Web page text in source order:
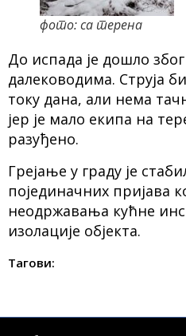
фото: са терена
До испада је дошло
далеководима. Струја
току дана, али нема
јер је мало екипа на
разуђено.
Грејање у граду је
појединачних пријава
неодржавања кућне
изолације објекта.
Тагови: